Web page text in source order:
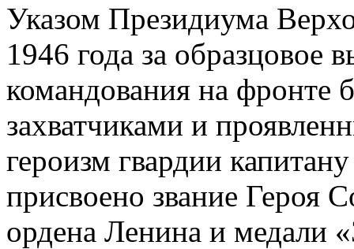
Указом Президиума
1946 года за образцовое
командования на фронте
захватчиками и
героизм гвардии
присвоено звание Героя
ордена Ленина и медали